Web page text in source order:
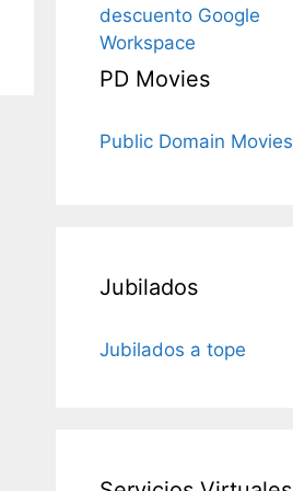
descuento Google
Workspace
PD Movies
Public Domain Movies
Jubilados
Jubilados a tope